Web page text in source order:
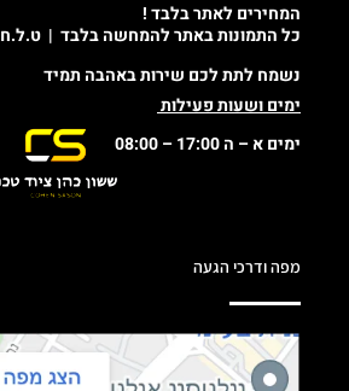
המחירים לאתר בלבד !
כל התמונות באתר להמחשה בלבד | ט.ל.ח
נשמח לתת לכם שירות באהבה תמיד
ימים ושעות פעילות
ימים א – ה 17:00 – 08:00
מפה ודרכי הגעה